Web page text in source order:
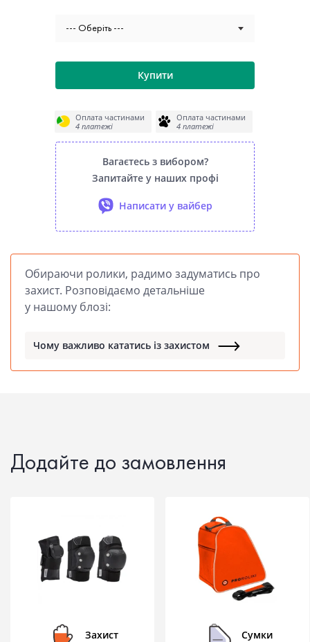
--- Оберіть ---
Купити
Оплата частинами
4 платежі
Оплата частинами
4 платежі
Вагаєтесь з вибором?
Запитайте у наших профі
Написати у вайбер
Обираючи ролики, радимо задуматись про
захист. Розповідаємо детальніше
у нашому блозі:
Чому важливо кататись із захистом
Додайте до замовлення
Захист Сумки